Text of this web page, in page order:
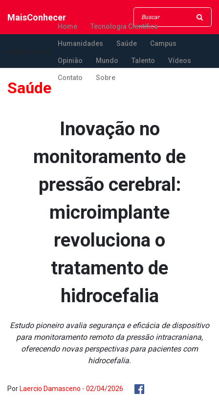
MaisConhecer
Home Tecnologia Científica
Humanidades Saúde Campus
Opinião Mundo Talento Vídeos
Contato Sobre
Saúde
Inovação no
monitoramento de
pressão cerebral:
microimplante
revoluciona o
tratamento de
hidrocefalia
Estudo pioneiro avalia segurança e eficácia de dispositivo
para monitoramento remoto da pressão intracraniana,
oferecendo novas perspectivas para pacientes com
hidrocefalia.
Por Laercio Damasceno - 02/04/2026